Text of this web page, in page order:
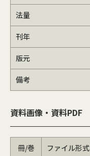
法量
刊年
版元
備考
資料画像・資料PDF
冊/巻 ファイル形式